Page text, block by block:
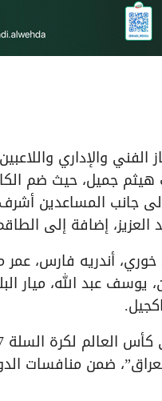
الفني والإداري
2027، بقيادة المدرب هيثم
إلى جانب المساعدين
إضافة إلى
16 لاعباً، هم: خليل خوري،
عبد الله، ميار
ضمن